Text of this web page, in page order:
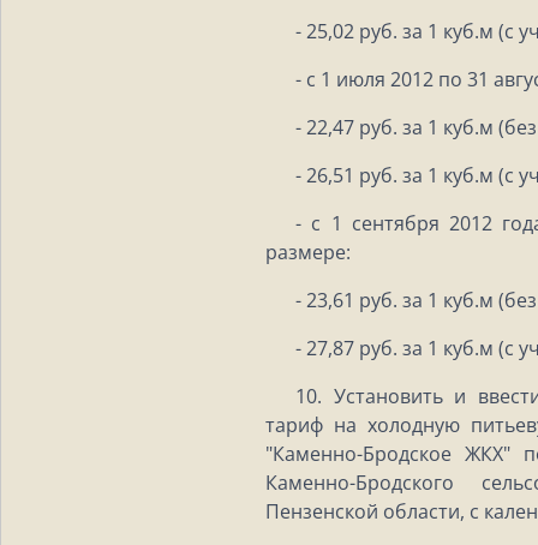
- 25,02 руб. за 1 куб.м (с
- с 1 июля 2012 по 31
- 22,47 руб. за 1 куб.м
- 26,51 руб. за 1 куб.м (с
- с 1 сентября 2012
размере:
- 23,61 руб. за 1 куб.м
- 27,87 руб. за 1 куб.м (с
10. Установить и
тариф на холодную
"Каменно-Бродское ЖКХ"
Каменно-Бродского
Пензенской области, с